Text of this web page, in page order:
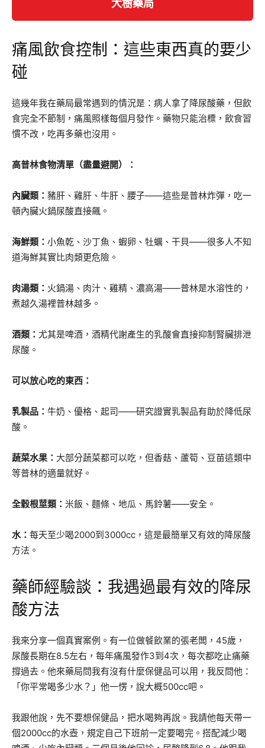
大樹藥局
痛風飲食控制：這些東西真的要少
碰
這幾年我在藥局最常遇到的情況是：病人拿了降尿酸藥，但飲
食完全不節制，痛風照樣每個月發作。藥物只能治標，飲食習
慣不改，吃再多藥也沒用。
高普林食物清單（盡量避開）：
內臟類： 豬肝、雞肝、牛肝、腰子——這些是普林炸彈，吃一
頓內臟火鍋尿酸直接飆。
海鮮類： 小魚乾、沙丁魚、蝦卵、牡蠣、干貝——很多人不知
道海鮮其實比肉類更危險。
肉湯類： 火鍋湯、肉汁、雞精、濃高湯——普林是水溶性的，
煮越久湯裡普林越多。
酒類： 尤其是啤酒，酒精代謝產生的乳酸會直接抑制腎臟排泄
尿酸。
可以放心吃的東西：
乳製品： 牛奶、優格、起司——研究證實乳製品有助於降低尿
酸。
蔬菜水果： 大部分蔬菜都可以吃，但香菇、蘆筍、豆苗這類中
等普林的適量就好。
全穀根莖類： 米飯、麵條、地瓜、馬鈴薯——安全。
水： 每天至少喝2000到3000cc，這是最簡單又有效的降尿酸
方法。
藥師經驗談：我遇過最有效的降尿
酸方法
我來分享一個真實案例。有一位做餐飲業的張老闆，45歲，
尿酸長期在8.5左右，每年痛風發作3到4次，每次都吃止痛藥
撐過去。他來藥局問我有沒有什麼保健品可以用，我反問他：
「你平常喝多少水？」他一愣，說大概500cc吧。
我跟他說，先不要想保健品，把水喝夠再說。我請他每天帶一
個2000cc的水壺，規定自己下班前一定要喝完。搭配減少喝